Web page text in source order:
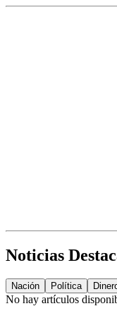
Noticias
Nación Política
No hay artículos